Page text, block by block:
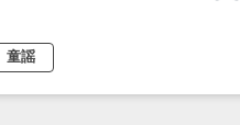
童謡